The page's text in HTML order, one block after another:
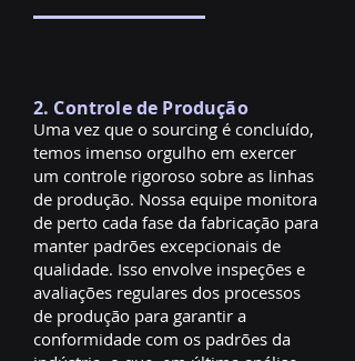
2. Controle de Produção
Uma vez que o sourcing é concluído,
temos imenso orgulho em exercer
um controle rigoroso sobre as linhas
de produção. Nossa equipe monitora
de perto cada fase da fabricação para
manter padrões excepcionais de
qualidade. Isso envolve inspeções e
avaliações regulares dos processos
de produção para garantir a
conformidade com os padrões da